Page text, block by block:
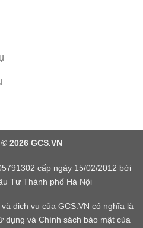
2026 GCS.VN
cấp ngày 15/02/2012 bởi
Tư Thành phố Hà Nội
dịch vụ của GCS.VN có nghĩa là
dụng và Chính sách bảo mật của